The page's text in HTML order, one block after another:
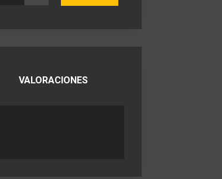
VALORACIONES